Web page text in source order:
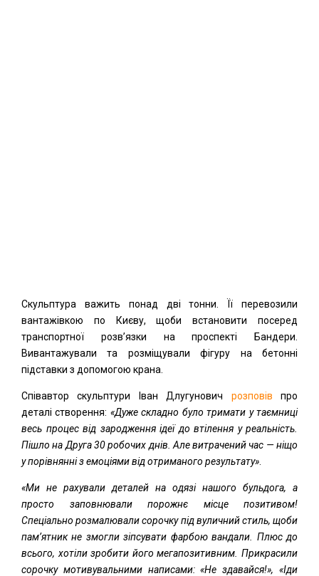
Скульптура важить понад дві тонни. Її перевозили
вантажівкою по Києву, щоби встановити посеред
транспортної розв’язки на проспекті Бандери.
Вивантажували та розміщували фігуру на бетонні
підставки з допомогою крана.
Співавтор скульптури Іван Длугунович розповів про
деталі створення: «Дуже складно було тримати у таємниці
весь процес від зародження ідеї до втілення у реальність.
Пішло на Друга 30 робочих днів. Але витрачений час — ніщо
у порівнянні з емоціями від отриманого результату»
«Ми не рахували деталей на одязі нашого бульдога, а
просто заповнювали порожнє місце позитивом!
Спеціально розмалювали сорочку під вуличний стиль, щоби
пам’ятник не змогли зіпсувати фарбою вандали. Плюс до
всього, хотіли зробити його мегапозитивним. Прикрасили
сорочку мотивувальними написами: «Не здавайся!», «Іди